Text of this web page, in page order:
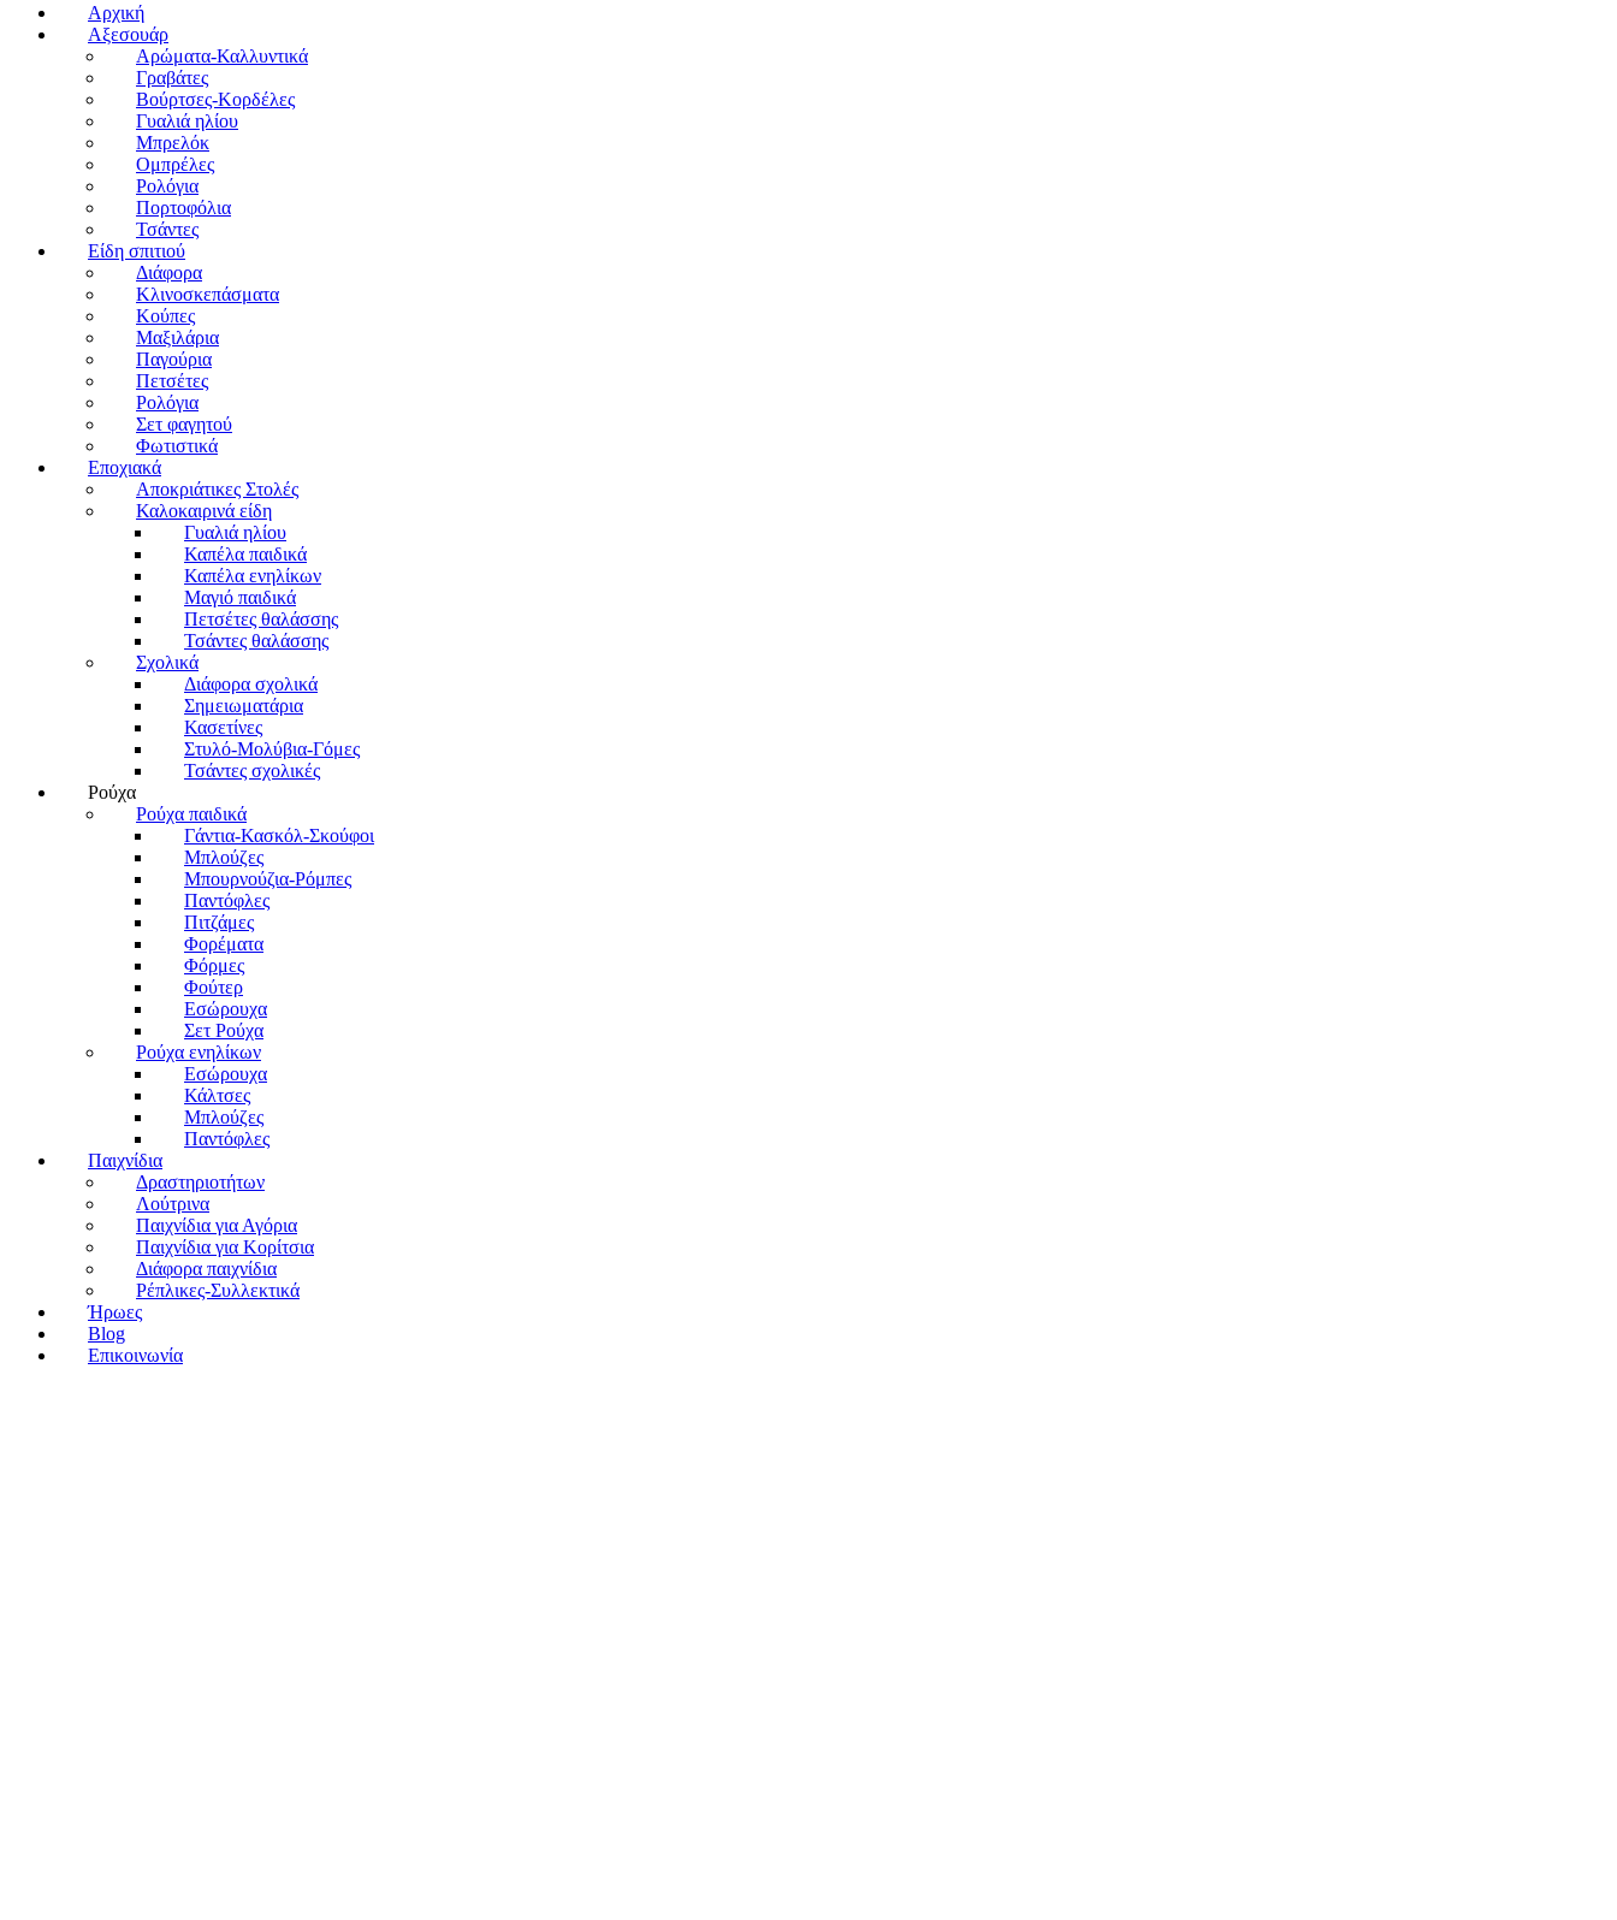
Αρχική
Αξεσουάρ
Αρώματα-Καλλυντικά
Γραβάτες
Βούρτσες-Κορδέλες
Γυαλιά ηλίου
Μπρελόκ
Ομπρέλες
Ρολόγια
Πορτοφόλια
Τσάντες
Είδη σπιτιού
Διάφορα
Κλινοσκεπάσματα
Κούπες
Μαξιλάρια
Παγούρια
Πετσέτες
Ρολόγια
Σετ φαγητού
Φωτιστικά
Εποχιακά
Αποκριάτικες Στολές
Καλοκαιρινά είδη
Γυαλιά ηλίου
Καπέλα παιδικά
Καπέλα ενηλίκων
Μαγιό παιδικά
Πετσέτες θαλάσσης
Τσάντες θαλάσσης
Σχολικά
Διάφορα σχολικά
Σημειωματάρια
Κασετίνες
Στυλό-Μολύβια-Γόμες
Τσάντες σχολικές
Ρούχα
Ρούχα παιδικά
Γάντια-Κασκόλ-Σκούφοι
Μπλούζες
Μπουρνούζια-Ρόμπες
Παντόφλες
Πιτζάμες
Φορέματα
Φόρμες
Φούτερ
Εσώρουχα
Σετ Ρούχα
Ρούχα ενηλίκων
Εσώρουχα
Κάλτσες
Μπλούζες
Παντόφλες
Παιχνίδια
Δραστηριοτήτων
Λούτρινα
Παιχνίδια για Αγόρια
Παιχνίδια για Κορίτσια
Διάφορα παιχνίδια
Ρέπλικες-Συλλεκτικά
Ήρωες
Blog
Επικοινωνία